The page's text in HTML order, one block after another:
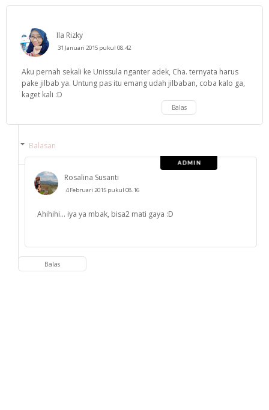
Ila Rizky
31 Januari 2015 pukul 08.42
Aku pernah sekali ke Unissula nganter adek, Cha. ternyata harus
pake jilbab ya. Untung pas itu emang udah jilbaban, coba kalo ga,
kaget kali :D
Balas
Balasan
Rosalina Susanti
4 Februari 2015 pukul 08.16
Ahihihi... iya ya mbak, bisa2 mati gaya :D
Balas